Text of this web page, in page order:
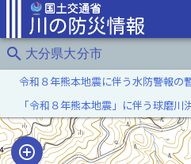
search 大分県大分市
令和８年熊本地震に伴う水防警報の
「令和８年熊本地震」に伴う球磨